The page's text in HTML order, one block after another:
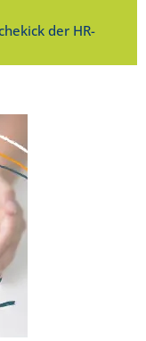
der HR-